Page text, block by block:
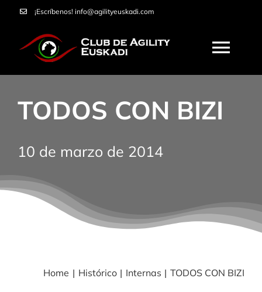
Saltar
contenido
¡Escríbenos! info@agilityeuskadi.com
CURSOS
TODOS CON BIZI
10 de marzo de 2014
Home Histórico Internas TODOS CON BIZI